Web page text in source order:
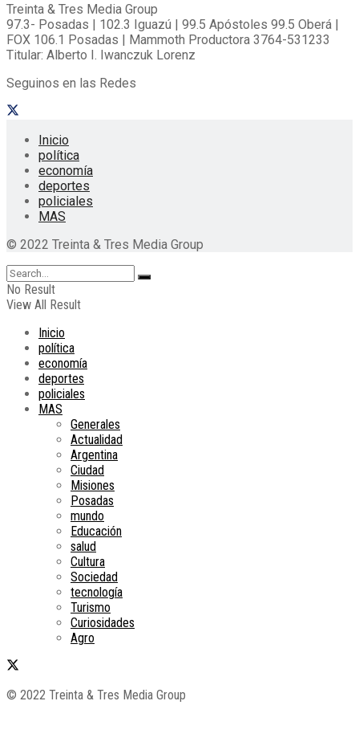
Treinta & Tres Media Group
97.3- Posadas | 102.3 Iguazú | 99.5 Apóstoles 99.5 Oberá |
FOX 106.1 Posadas | Mammoth Productora 3764-531233
Titular: Alberto I. Iwanczuk Lorenz
Seguinos en las Redes
Inicio
política
economía
deportes
policiales
MAS
© 2022 Treinta & Tres Media Group
No Result
View All Result
Inicio
política
economía
deportes
policiales
MAS
Generales
Actualidad
Argentina
Ciudad
Misiones
Posadas
mundo
Educación
salud
Cultura
Sociedad
tecnología
Turismo
Curiosidades
Agro
© 2022 Treinta & Tres Media Group